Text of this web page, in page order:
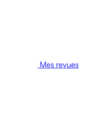
Mes revues